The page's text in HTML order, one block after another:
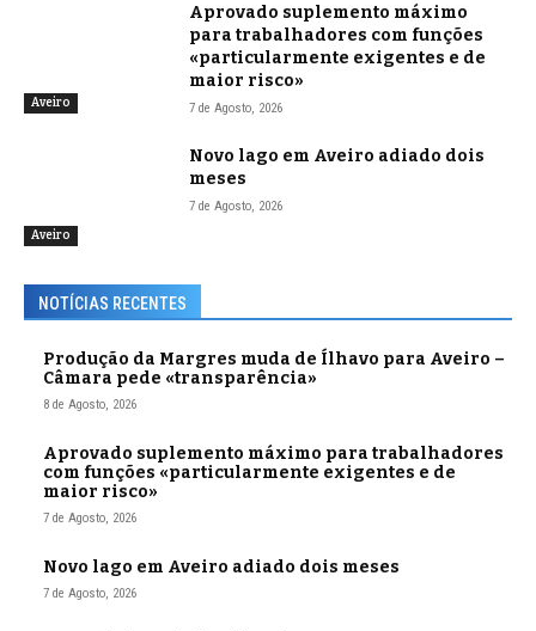
Aveiro
Aprovado suplemento máximo
para trabalhadores com funções
«particularmente exigentes e de
maior risco»
7 de Agosto, 2026
Aveiro
Novo lago em Aveiro adiado dois
meses
7 de Agosto, 2026
NOTÍCIAS RECENTES
Produção da Margres muda de Ílhavo para Aveiro –
Câmara pede «transparência»
8 de Agosto, 2026
Aprovado suplemento máximo para trabalhadores
com funções «particularmente exigentes e de
maior risco»
7 de Agosto, 2026
Novo lago em Aveiro adiado dois meses
7 de Agosto, 2026